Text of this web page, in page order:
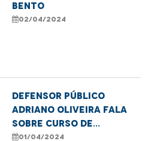
BENTO
02/04/2024
Defensor público
Adriano Oliveira fala
sobre curso de
formação de
01/04/2024